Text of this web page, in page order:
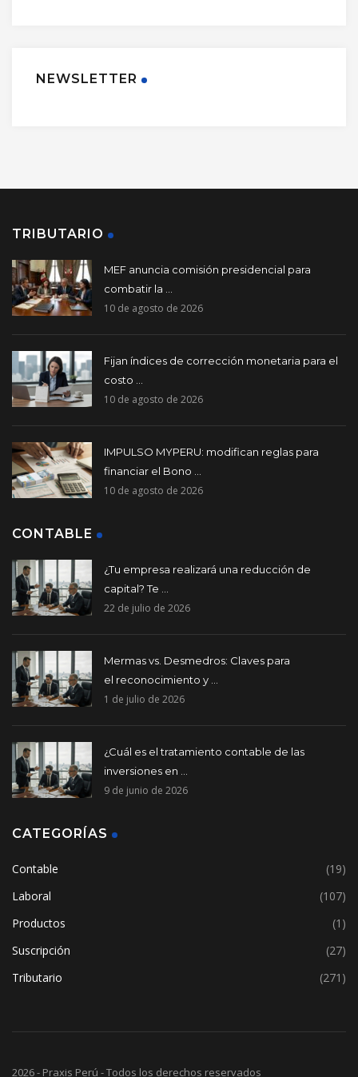
NEWSLETTER
TRIBUTARIO
MEF anuncia comisión presidencial para
combatir la ...
10 de agosto de 2026
Fijan índices de corrección monetaria para el
costo ...
10 de agosto de 2026
IMPULSO MYPERU: modifican reglas para
financiar el Bono ...
10 de agosto de 2026
CONTABLE
¿Tu empresa realizará una reducción de
capital? Te ...
22 de julio de 2026
Mermas vs. Desmedros: Claves para
el reconocimiento y ...
1 de julio de 2026
¿Cuál es el tratamiento contable de las
inversiones en ...
9 de junio de 2026
CATEGORÍAS
Contable
(19)
Laboral
(107)
Productos
(1)
Suscripción
(27)
Tributario
(271)
2026 - Praxis Perú - Todos los derechos reservados